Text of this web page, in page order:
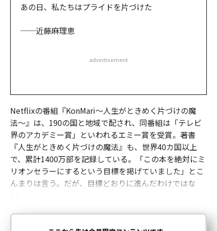
あの日、私たちはプライドを片づけた
──近藤麻理恵
advertisement
Netflixの番組『KonMari～人生がときめく片づけの魔
法〜』は、190の国と地域で配され、同番組は「テレビ
界のアカデミー賞」といわれるエミー賞を受賞。著書
『人生がときめく片づけの魔法』も、世界40カ国以上
で、累計1400万部を記録している。「この本を絶対にミ
リオンセラーにするという目標を掲げていました」とこ
んまりは言う。だが、目標どおりに進んだわけではな